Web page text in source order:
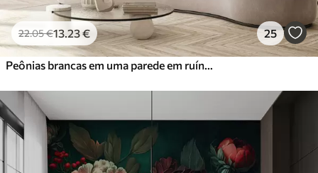
22.05€13 .23€ 25